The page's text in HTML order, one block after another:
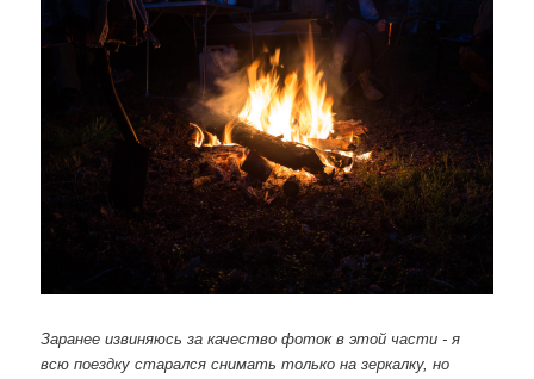
Заранее извиняюсь за качество фоток в этой части - я
всю поездку старался снимать только на зеркалку, но